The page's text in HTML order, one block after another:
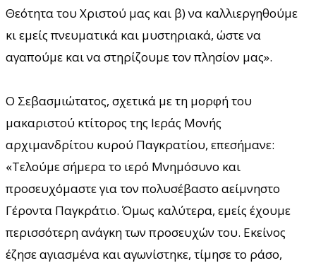
Θεότητα του Χριστού μας και β) να καλλιεργηθούμε
κι εμείς πνευματικά και μυστηριακά, ώστε να
αγαπούμε και να στηρίζουμε τον πλησίον μας».
Ο Σεβασμιώτατος, σχετικά με τη μορφή του
μακαριστού κτίτορος της Ιεράς Μονής
αρχιμανδρίτου κυρού Παγκρατίου, επεσήμανε:
«Τελούμε σήμερα το ιερό Μνημόσυνο και
προσευχόμαστε για τον πολυσέβαστο αείμνηστο
Γέροντα Παγκράτιο. Όμως καλύτερα, εμείς έχουμε
περισσότερη ανάγκη των προσευχών του. Εκείνος
έζησε αγιασμένα και αγωνίστηκε, τίμησε το ράσο,